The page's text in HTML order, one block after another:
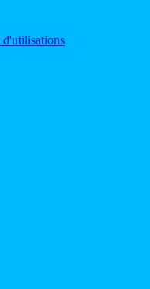
d'utilisations